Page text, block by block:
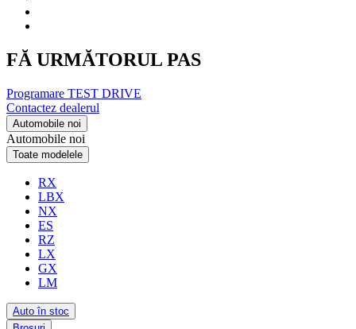
FĂ URMĂTORUL PAS
Programare TEST DRIVE
Contactez dealerul
Automobile noi
Automobile noi
Toate modelele
RX
LBX
NX
ES
RZ
LX
GX
LM
Auto în stoc